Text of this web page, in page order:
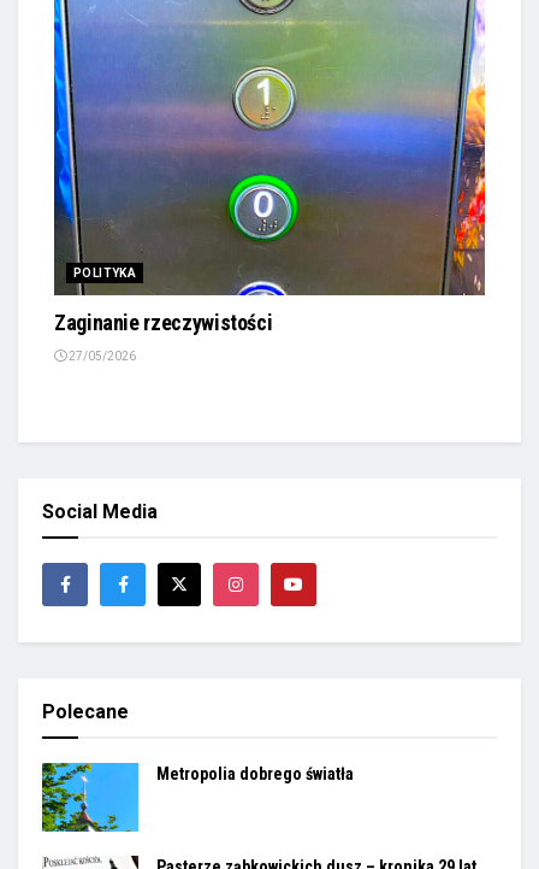
POLITYKA
Zaginanie rzeczywistości
27/05/2026
Social Media
Polecane
Metropolia dobrego światła